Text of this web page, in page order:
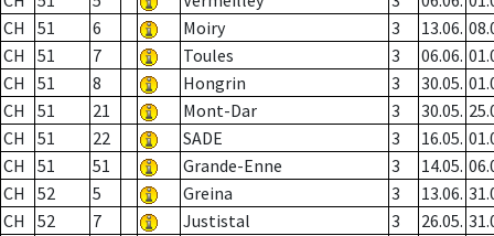
CH
51 6 Moiry 3 13.06.
CH
51 7 Toules 3 06.06.
CH
51 8 Hongrin 3 30.05.
CH
51 21 Mont-Dar 3 30.05.
CH
51 22 SADE 3 16.05.
CH
51 51 Grande-Enne 3 14.05.
CH
52 5 Greina 3 13.06.
CH
52 7 Justistal 3 26.05.